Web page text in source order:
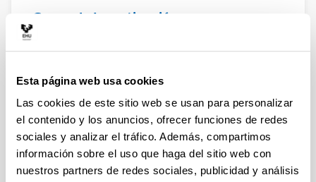
Esta página web usa cookies
Las cookies de este sitio web se usan para personalizar
el contenido y los anuncios, ofrecer funciones de redes
sociales y analizar el tráfico. Además, compartimos
información sobre el uso que haga del sitio web con
nuestros partners de redes sociales, publicidad y análisis
Grupo de Investigación
QUALIKER
Publicaciones: 2023
Technology and Mental Health:
Benefits and Risks